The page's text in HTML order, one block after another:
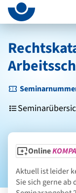
Seitenanfang
zum
Inhalt
zur
Navigation
im
Fußbereich
Hauptinhalt
Seminarform
Online
Aktuell ist leider
Sie sich gerne ab